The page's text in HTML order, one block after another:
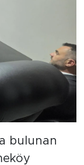
bulunan